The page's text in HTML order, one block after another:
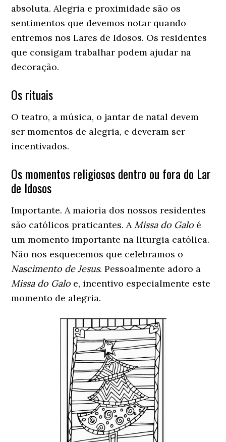
absoluta. Alegria e proximidade são os
sentimentos que devemos notar quando
entremos nos Lares de Idosos. Os residentes
que consigam trabalhar podem ajudar na
decoração.
Os rituais
O teatro, a música, o jantar de natal devem
ser momentos de alegria, e deveram ser
incentivados.
Os momentos religiosos dentro ou fora do Lar
de Idosos
Importante. A maioria dos nossos residentes
são católicos praticantes. A Missa do Galo é
um momento importante na liturgia católica.
Não nos esquecemos que celebramos o
Nascimento de Jesus. Pessoalmente adoro a
Missa do Galo e, incentivo especialmente este
momento de alegria.